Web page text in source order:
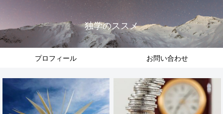
独学のススメ
プロフィール お問い合わせ